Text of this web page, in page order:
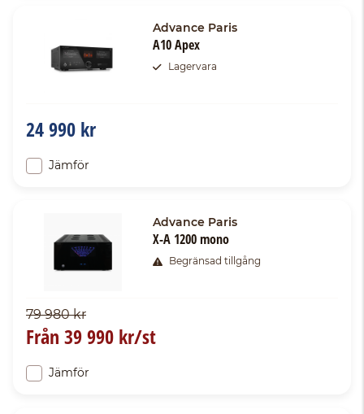
Advance Paris
A10 Apex
Lagervara
24 990 kr
Jämför
Advance Paris
X-A 1200 mono
Begränsad tillgång
79 980 kr
Från 39 990 kr/st
Jämför